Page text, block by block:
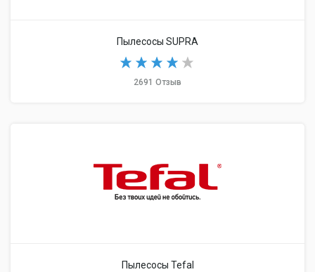
Пылесосы SUPRA
2691 Отзыв
Пылесосы Tefal